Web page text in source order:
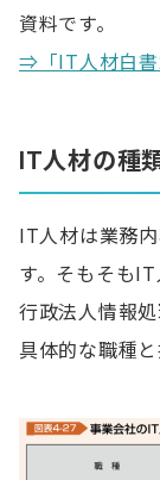
資料です。
⇒「IT人材白書
IT人材の種
IT人材は業務
す。そもそも
行政法人情報
具体的な職種